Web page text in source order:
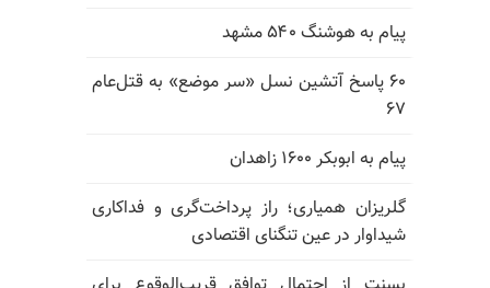
پیام به هوشنگ ۵۴۰ مشهد
۶۰ پاسخ آتشین نسل «سر موضع» به قتل‌عام
۶۷
پیام به ابوبکر ۱۶۰۰ زاهدان
گلریزان همیاری؛ راز پرداخت‌گری و فداکاری
شیداوار در عین تنگنای اقتصادی